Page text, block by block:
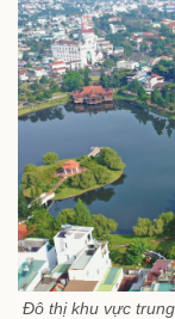
Đô thị khu vực